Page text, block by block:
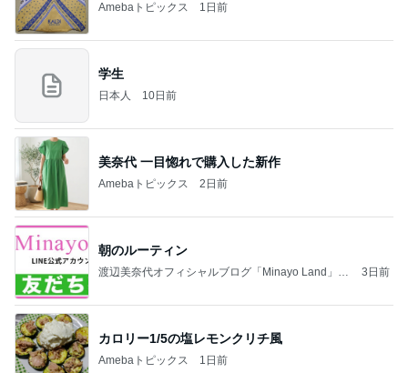
Amebaトピックス 1日前
学生
日本人 10日前
美奈代 一目惚れで購入した新作
Amebaトピックス 2日前
朝のルーティン
渡辺美奈代オフィシャルブログ「Minayo Land」P
3日前
カロリー1/5の塩レモンクリチ風
Amebaトピックス 1日前